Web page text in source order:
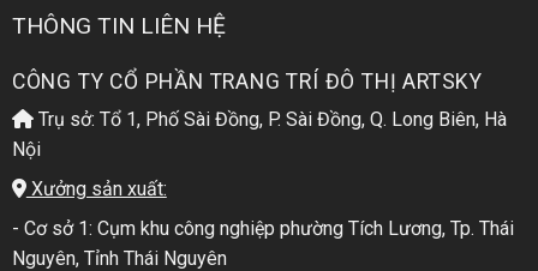
THÔNG TIN LIÊN HỆ
CÔNG TY CỔ PHẦN TRANG TRÍ ĐÔ THỊ ARTSKY
Trụ sở: Tổ 1, Phố Sài Đồng, P. Sài Đồng, Q. Long Biên, Hà
Nội
Xưởng sản xuất:
- Cơ sở 1: Cụm khu công nghiệp phường Tích Lương, Tp. Thái
Nguyên, Tỉnh Thái Nguyên